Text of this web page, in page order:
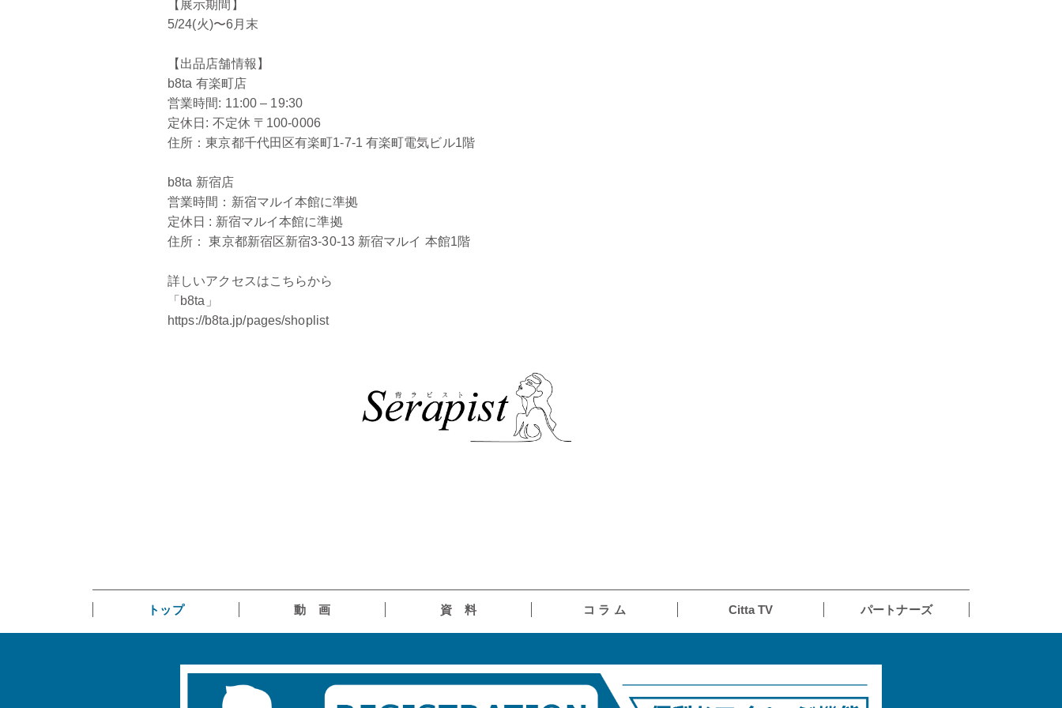
【展示期間】
5/24(火)〜6月末
【出品店舗情報】
b8ta 有楽町店
営業時間: 11:00 – 19:30
定休日: 不定休 〒100-0006
住所：東京都千代田区有楽町1-7-1 有楽町電気ビル1階
b8ta 新宿店
営業時間：新宿マルイ本館に準拠
定休日 : 新宿マルイ本館に準拠
住所： 東京都新宿区新宿3-30-13 新宿マルイ 本館1階
詳しいアクセスはこちらから
「b8ta」
https://b8ta.jp/pages/shoplist
トップ 動 画 資 料 コ ラ ム Citta TV パートナーズ